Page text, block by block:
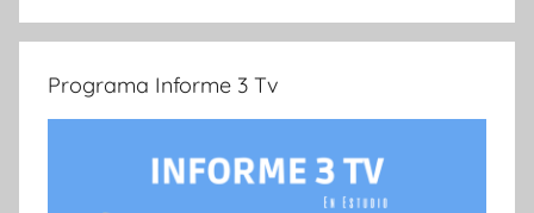
Programa Informe 3 Tv